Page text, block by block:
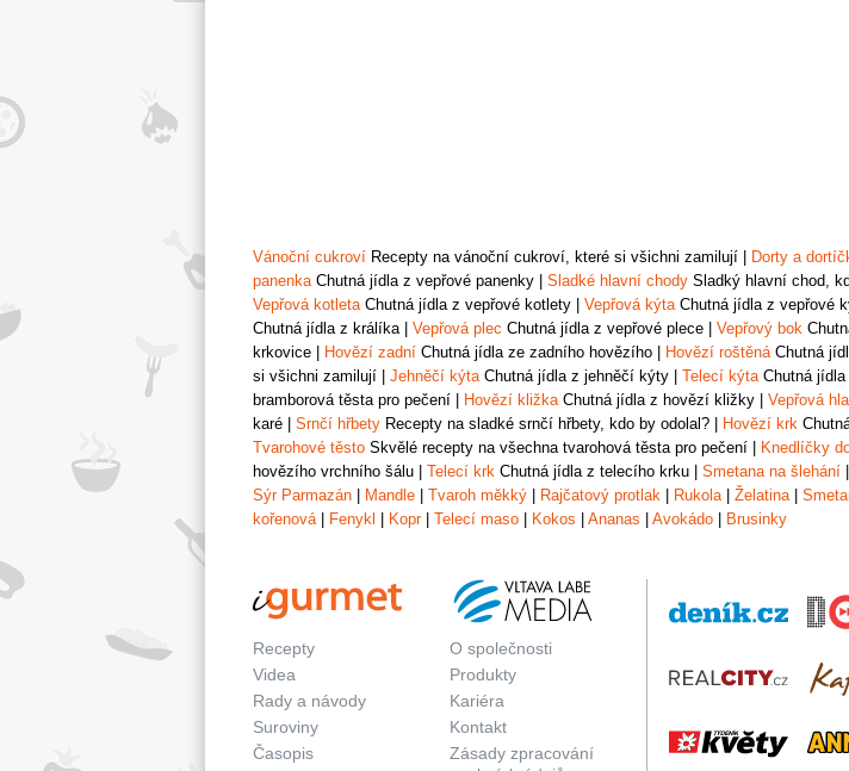
Vánoční cukroví Recepty na vánoční cukroví, které si všichni zamilují Dorty a
panenka Chutná jídla z vepřové panenky Sladké hlavní chody Sladký hlavní chod,
Vepřová kotleta Chutná jídla z vepřové kotlety Vepřová kýta Chutná jídla z vepřové
Chutná jídla z králíka
Vepřová plec Chutná jídla z vepřové plece Vepřový bok
krkovice
Hovězí zadní Chutná jídla ze zadního hovězího Hovězí roštěná Chutná
si všichni zamilují
Jehněčí kýta Chutná jídla z jehněčí kýty Telecí kýta Chutná
bramborová těsta pro pečení
Hovězí kližka Chutná jídla z hovězí kližky Vepřová
karé
Srnčí hřbety Recepty na sladké srnčí hřbety, kdo by odolal? Hovězí krk
Tvarohové těsto Skvělé recepty na všechna tvarohová těsta pro pečení Knedlíčky
hovězího vrchního šálu
Telecí krk Chutná jídla z telecího krku Smetana na šlehání
Sýr Parmazán
Mandle Tvaroh měkký Rajčatový protlak Rukola Želatina
kořenová
Fenykl Kopr| Telecí maso Kokos Ananas Avokádo Brusinky
Recepty
Videa
Rady a návody
Suroviny
Časopis
O společnosti
Produkty
Kariéra
Kontakt
Zásady zpracování